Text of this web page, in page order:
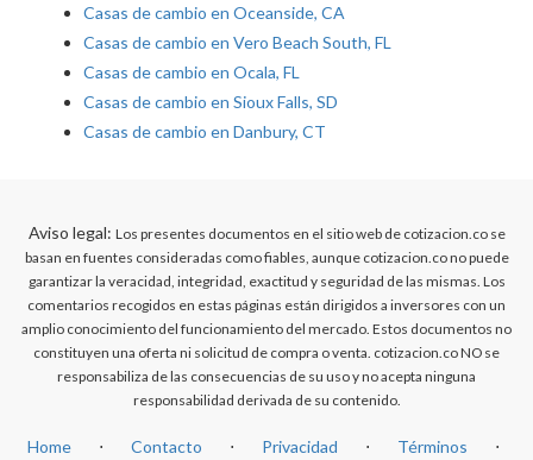
Casas de cambio en Oceanside, CA
Casas de cambio en Vero Beach South, FL
Casas de cambio en Ocala, FL
Casas de cambio en Sioux Falls, SD
Casas de cambio en Danbury, CT
Aviso legal: Los presentes documentos en el sitio web de cotizacion.co se
basan en fuentes consideradas como fiables, aunque cotizacion.co no puede
garantizar la veracidad, integridad, exactitud y seguridad de las mismas. Los
comentarios recogidos en estas páginas están dirigidos a inversores con un
amplio conocimiento del funcionamiento del mercado. Estos documentos no
constituyen una oferta ni solicitud de compra o venta. cotizacion.co NO se
responsabiliza de las consecuencias de su uso y no acepta ninguna
responsabilidad derivada de su contenido.
Home ⋅ Contacto ⋅ Privacidad ⋅ Términos ⋅